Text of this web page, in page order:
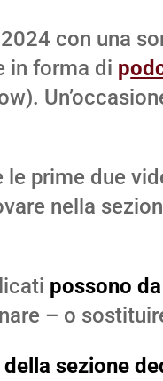
con una
in forma di p
prime due
nella
possono
– o
sezione